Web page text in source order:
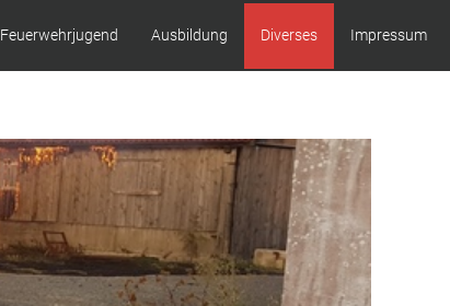
Feuerwehrjugend Ausbildung Diverses Impressum